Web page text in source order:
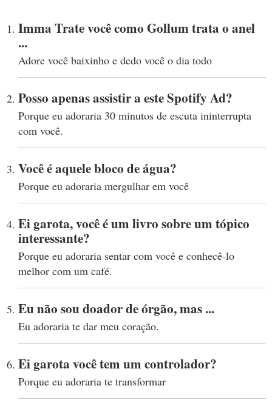
Imma Trate você como Gollum trata o anel
...
Adore você baixinho e dedo você o dia todo
Posso apenas assistir a este Spotify Ad?
Porque eu adoraria 30 minutos de escuta ininterrupta
com você.
Você é aquele bloco de água?
Porque eu adoraria mergulhar em você
Ei garota, você é um livro sobre um tópico
interessante?
Porque eu adoraria sentar com você e conhecê-lo
melhor com um café.
Eu não sou doador de órgão, mas ...
Eu adoraria te dar meu coração.
Ei garota você tem um controlador?
Porque eu adoraria te transformar